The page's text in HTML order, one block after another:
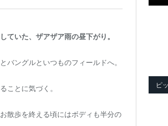
ていた、ザアザア雨の昼下がり。
ングルといつものフィールドへ。
ことに気づく。
散歩を終える頃にはボディも半分の
ピ